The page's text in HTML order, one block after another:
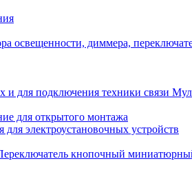
для открытого монтажа
электроустановочных устройств
кнопочный